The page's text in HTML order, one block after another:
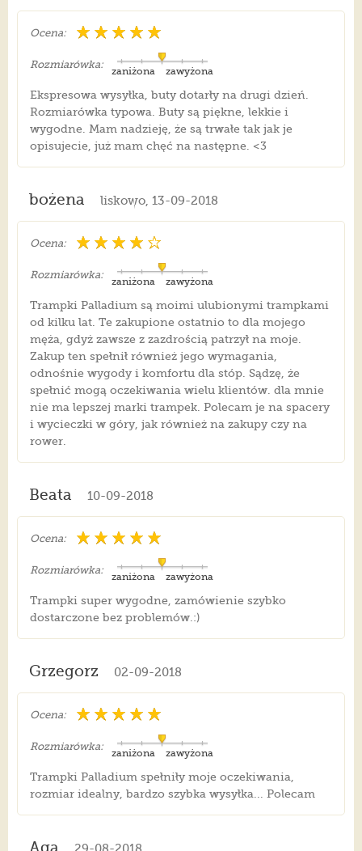
Ocena:
Rozmiarówka:
zawyżona
zaniżona
Ekspresowa wysyłka, buty dotarły na drugi dzień.
Rozmiarówka typowa. Buty są piękne, lekkie i
wygodne. Mam nadzieję, że są trwałe tak jak je
opisujecie, już mam chęć na następne. <3
bożena liskowo, 13-09-2018
Ocena:
Rozmiarówka:
zawyżona
zaniżona
Trampki Palladium są moimi ulubionymi trampkami
od kilku lat. Te zakupione ostatnio to dla mojego
męża, gdyż zawsze z zazdrością patrzył na moje.
Zakup ten spełnił również jego wymagania,
odnośnie wygody i komfortu dla stóp. Sądzę, że
spełnić mogą oczekiwania wielu klientów. dla mnie
nie ma lepszej marki trampek. Polecam je na spacery
i wycieczki w góry, jak również na zakupy czy na
rower.
Beata 10-09-2018
Ocena:
Rozmiarówka:
zawyżona
zaniżona
Trampki super wygodne, zamówienie szybko
dostarczone bez problemów.:)
Grzegorz 02-09-2018
Ocena:
Rozmiarówka:
zawyżona
zaniżona
Trampki Palladium spełniły moje oczekiwania,
rozmiar idealny, bardzo szybka wysyłka... Polecam